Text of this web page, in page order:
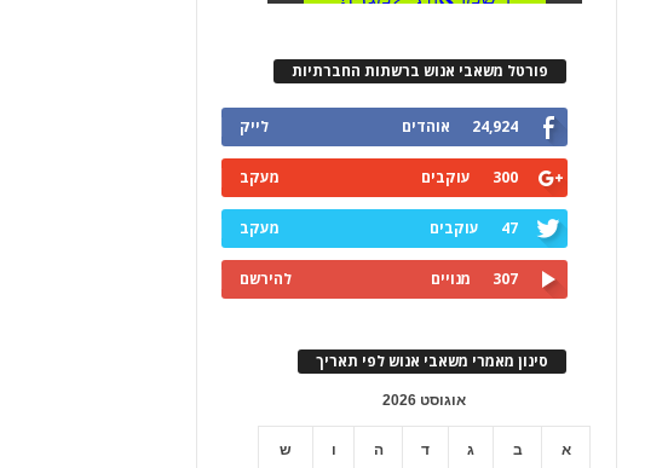
פורטל משאבי אנוש ברשתות החברתיות
24,924 אוהדים לייק
300 עוקבים מעקב
47 עוקבים מעקב
307 מנויים להירשם
סינון מאמרי משאבי אנוש לפי תאריך
אוגוסט 2026
א ב ג ד ה ו ש